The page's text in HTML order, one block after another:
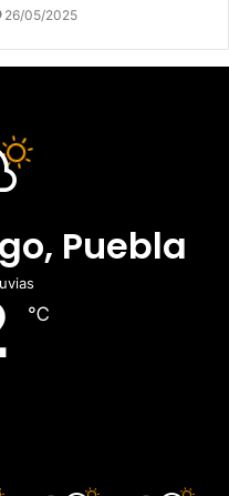
26/05/2025
Puebla
℃